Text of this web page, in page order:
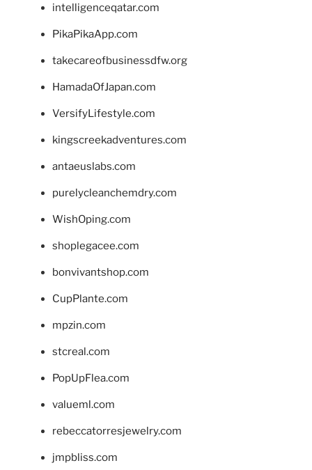
intelligenceqatar.com
PikaPikaApp.com
takecareofbusinessdfw.org
HamadaOfJapan.com
VersifyLifestyle.com
kingscreekadventures.com
antaeuslabs.com
purelycleanchemdry.com
WishOping.com
shoplegacee.com
bonvivantshop.com
CupPlante.com
mpzin.com
stcreal.com
PopUpFlea.com
valueml.com
rebeccatorresjewelry.com
jmpbliss.com